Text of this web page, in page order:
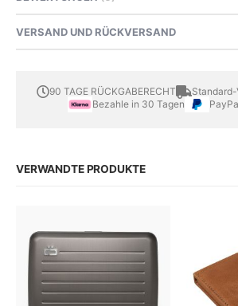
VERSAND UND RÜCKVERSAND
90 TAGE RÜCKGABERECHT
Bezahle in 30 Tagen
VERWANDTE PRODUKTE